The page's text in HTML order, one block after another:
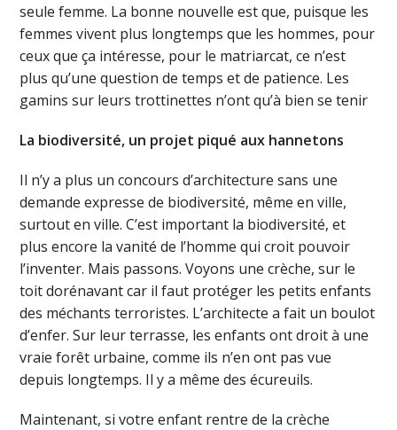
seule femme. La bonne nouvelle est que, puisque les
femmes vivent plus longtemps que les hommes, pour
ceux que ça intéresse, pour le matriarcat, ce n’est
plus qu’une question de temps et de patience. Les
gamins sur leurs trottinettes n’ont qu’à bien se tenir
La biodiversité, un projet piqué aux hannetons
Il n’y a plus un concours d’architecture sans une
demande expresse de biodiversité, même en ville,
surtout en ville. C’est important la biodiversité, et
plus encore la vanité de l’homme qui croit pouvoir
l’inventer. Mais passons. Voyons une crèche, sur le
toit dorénavant car il faut protéger les petits enfants
des méchants terroristes. L’architecte a fait un boulot
d’enfer. Sur leur terrasse, les enfants ont droit à une
vraie forêt urbaine, comme ils n’en ont pas vue
depuis longtemps. Il y a même des écureuils.
Maintenant, si votre enfant rentre de la crèche